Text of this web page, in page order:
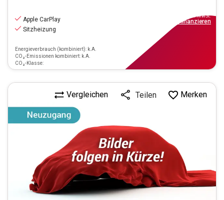
Apple CarPlay
Sitzheizung
Energieverbrauch (kombiniert): k.A.
CO₂-Emissionen kombiniert: k.A.
CO₂-Klasse:
inkl.MwSt.
finanzieren
Vergleichen Teilen Merken